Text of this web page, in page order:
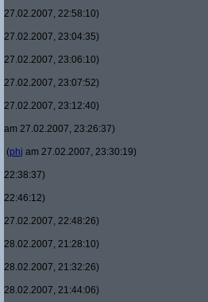
27.02.2007, 22:58:10)
27.02.2007, 23:04:35)
27.02.2007, 23:06:10)
27.02.2007, 23:07:52)
27.02.2007, 23:12:40)
am 27.02.2007, 23:26:37)
(phj am 27.02.2007, 23:30:19)
22:38:37)
22:46:12)
27.02.2007, 22:48:26)
28.02.2007, 21:28:10)
28.02.2007, 21:32:26)
28.02.2007, 21:44:06)